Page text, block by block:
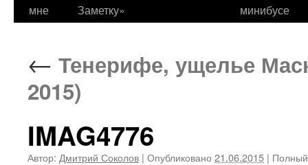
мне
Заметку»
минибусе
← Тенерифе, ущелье
2015)
IMAG4776
Автор: Дмитрий Соколов | Опубликовано 21.06.2015 |